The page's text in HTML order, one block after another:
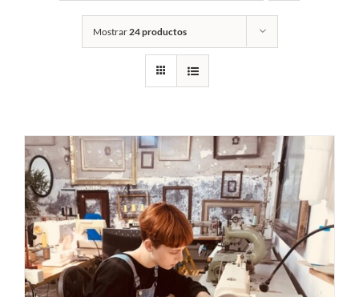
Mostrar24 productos